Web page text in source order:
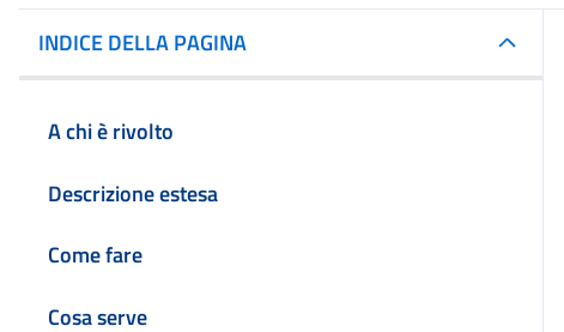
INDICE DELLA PAGINA
A chi è rivolto
Descrizione estesa
Come fare
Cosa serve